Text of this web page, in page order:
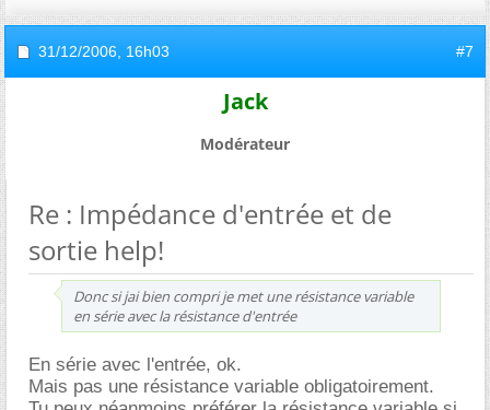
31/12/2006, 16h03 #7
Jack
Modérateur
Re : Impédance d'entrée et de
sortie help!
Donc si jai bien compri je met une résistance variable
en série avec la résistance d'entrée
En série avec l'entrée, ok.
Mais pas une résistance variable obligatoirement.